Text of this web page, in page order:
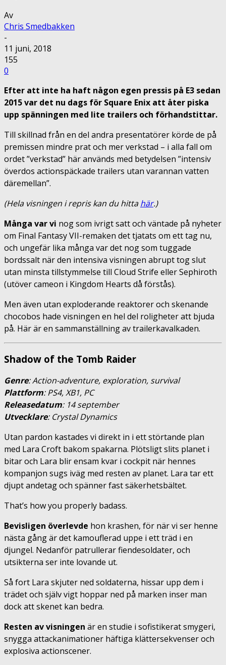
Av
Chris Smedbakken
-
11 juni, 2018
155
0
Efter att inte ha haft någon egen pressis på E3 sedan
2015 var det nu dags för Square Enix att åter piska
upp spänningen med lite trailers och förhandstittar.
Till skillnad från en del andra presentatörer körde de på
premissen mindre prat och mer verkstad – i alla fall om
ordet ”verkstad” här används med betydelsen ”intensiv
överdos actionspäckade trailers utan varannan vatten
däremellan”.
(Hela visningen i repris kan du hittahär.)
Många var vi nog som ivrigt satt och väntade på nyheter
om Final Fantasy VII-remaken det tjatats om ett tag nu,
och ungefär lika många var det nog som tuggade
bordssalt när den intensiva visningen abrupt tog slut
utan minsta tillstymmelse till Cloud Strife eller Sephiroth
(utöver cameon i Kingdom Hearts då förstås).
Men även utan exploderande reaktorer och skenande
chocobos hade visningen en hel del roligheter att bjuda
på. Här är en sammanställning av trailerkavalkaden.
Shadow of the Tomb Raider
Genre: Action-adventure, exploration, survival
Plattform: PS4, XB1, PC
Releasedatum: 14 september
Utvecklare: Crystal Dynamics
Utan pardon kastades vi direkt in i ett störtande plan
med Lara Croft bakom spakarna. Plötsligt slits planet i
bitar och Lara blir ensam kvar i cockpit när hennes
kompanjon sugs iväg med resten av planet. Lara tar ett
djupt andetag och spänner fast säkerhetsbältet.
That’s how you properly badass.
Bevisligen överlevde hon krashen, för när vi ser henne
nästa gång är det kamouflerad uppe i ett träd i en
djungel. Nedanför patrullerar fiendesoldater, och
utsikterna ser inte lovande ut.
Så fort Lara skjuter ned soldaterna, hissar upp dem i
trädet och själv vigt hoppar ned på marken inser man
dock att skenet kan bedra.
Resten av visningen är en studie i sofistikerat smygeri,
snygga attackanimationer häftiga klättersekvenser och
explosiva actionscener.